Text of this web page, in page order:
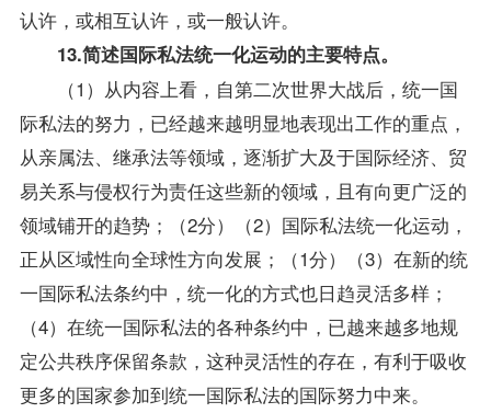
认许，或相互认许，或一般认许。
13.简述国际私法统一化运动的主要特点。
（1）从内容上看，自第二次世界大战后，统一国
际私法的努力，已经越来越明显地表现出工作的重点，
从亲属法、继承法等领域，逐渐扩大及于国际经济、贸
易关系与侵权行为责任这些新的领域，且有向更广泛的
领域铺开的趋势；（2分）（2）国际私法统一化运动，
正从区域性向全球性方向发展；（1分）（3）在新的统
一国际私法条约中，统一化的方式也日趋灵活多样；
（4）在统一国际私法的各种条约中，已越来越多地规
定公共秩序保留条款，这种灵活性的存在，有利于吸收
更多的国家参加到统一国际私法的国际努力中来。